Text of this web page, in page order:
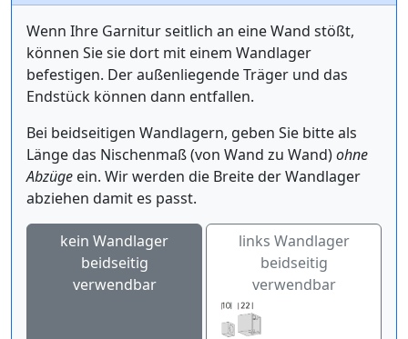
Wenn Ihre Garnitur seitlich an eine Wand stößt,
können Sie sie dort mit einem Wandlager
befestigen. Der außenliegende Träger und das
Endstück können dann entfallen.
Bei beidseitigen Wandlagern, geben Sie bitte als
Länge das Nischenmaß (von Wand zu Wand)ohne
Abzüge ein. Wir werden die Breite der Wandlager
abziehen damit es passt.
kein Wandlager
beidseitig
verwendbar
links Wandlager
beidseitig
verwendbar